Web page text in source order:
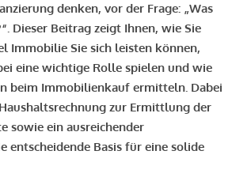
denken, vor der Frage: „Was
Dieser Beitrag zeigt Ihnen, wie Sie
Immobilie Sie sich leisten können,
eine wichtige Rolle spielen und wie
beim Immobilienkauf ermitteln. Dabei
zur Ermittlung der
sowie ein ausreichender
entscheidende Basis für eine solide